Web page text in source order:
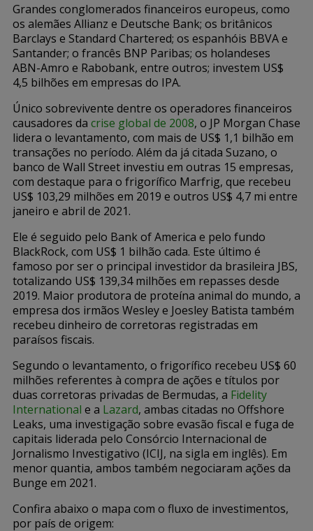
Grandes conglomerados financeiros europeus, como
os alemães Allianz e Deutsche Bank; os britânicos
Barclays e Standard Chartered; os espanhóis BBVA e
Santander; o francês BNP Paribas; os holandeses
ABN-Amro e Rabobank, entre outros; investem US$
4,5 bilhões em empresas do IPA.
Único sobrevivente dentre os operadores financeiros
causadores da crise global de 2008, o JP Morgan Chase
lidera o levantamento, com mais de US$ 1,1 bilhão em
transações no período. Além da já citada Suzano, o
banco de Wall Street investiu em outras 15 empresas,
com destaque para o frigorífico Marfrig, que recebeu
US$ 103,29 milhões em 2019 e outros US$ 4,7 mi entre
janeiro e abril de 2021.
Ele é seguido pelo Bank of America e pelo fundo
BlackRock, com US$ 1 bilhão cada. Este último é
famoso por ser o principal investidor da brasileira JBS,
totalizando US$ 139,34 milhões em repasses desde
2019. Maior produtora de proteína animal do mundo, a
empresa dos irmãos Wesley e Joesley Batista também
recebeu dinheiro de corretoras registradas em
paraísos fiscais.
Segundo o levantamento, o frigorífico recebeu US$ 60
milhões referentes à compra de ações e títulos por
duas corretoras privadas de Bermudas, a Fidelity
International e a Lazard, ambas citadas no Offshore
Leaks, uma investigação sobre evasão fiscal e fuga de
capitais liderada pelo Consórcio Internacional de
Jornalismo Investigativo (ICIJ, na sigla em inglês). Em
menor quantia, ambos também negociaram ações da
Bunge em 2021.
Confira abaixo o mapa com o fluxo de investimentos,
por país de origem: